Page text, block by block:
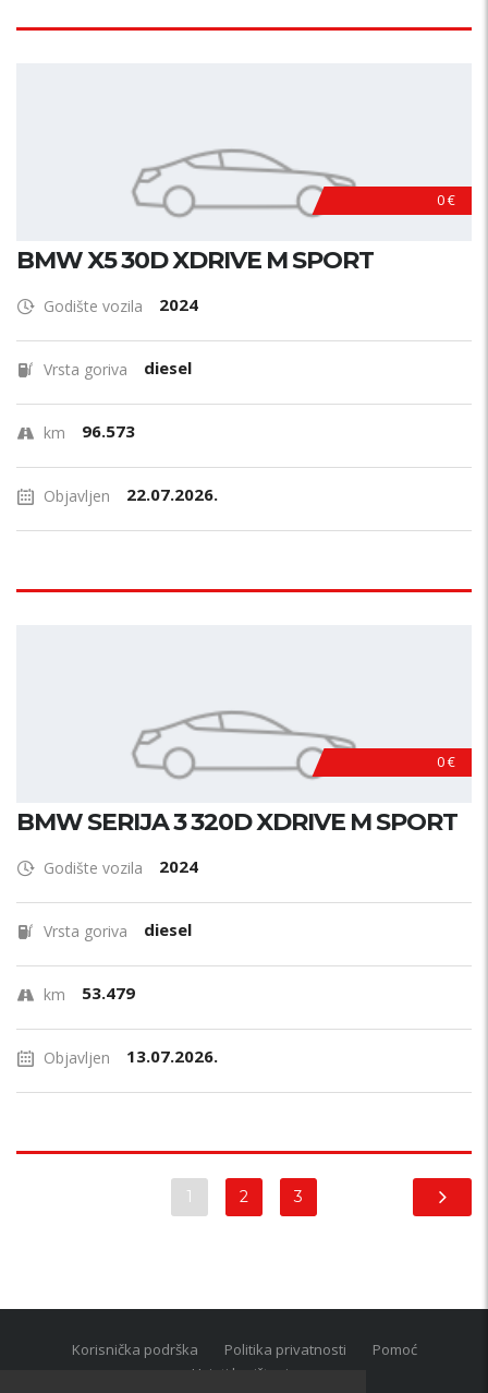
0 €
BMW X5 30D XDRIVE M SPORT
Godište vozila 2024
Vrsta goriva diesel
km 96.573
Objavljen 22.07.2026.
0 €
BMW SERIJA 3 320D XDRIVE M SPORT
Godište vozila 2024
Vrsta goriva diesel
km 53.479
Objavljen 13.07.2026.
1 2 3
Korisnička podrška Politika privatnosti
Pomoć
Uvjeti korištenja